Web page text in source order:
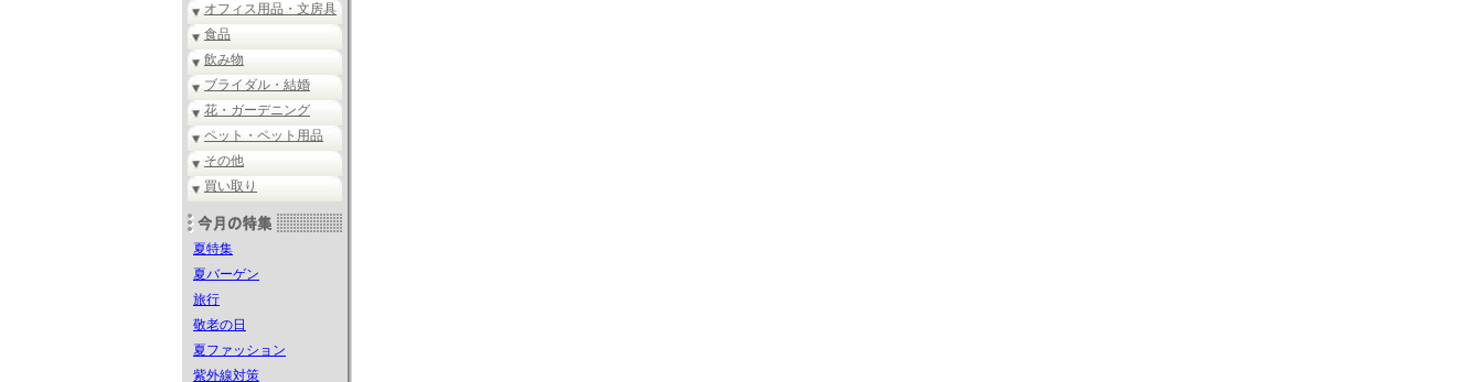
オフィス用品・文房具
食品
飲み物
ブライダル・結婚
花・ガーデニング
ペット・ペット用品
その他
買い取り
夏特集
夏バーゲン
旅行
敬老の日
夏ファッション
紫外線対策